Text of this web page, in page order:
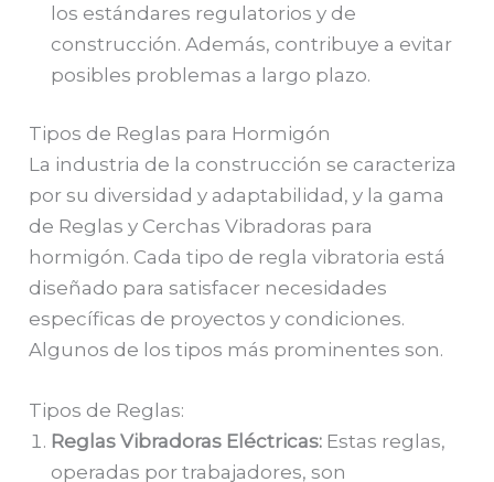
los estándares regulatorios y de
construcción. Además, contribuye a evitar
posibles problemas a largo plazo.
Tipos de Reglas para Hormigón
La industria de la construcción se caracteriza
por su diversidad y adaptabilidad, y la gama
de Reglas y Cerchas Vibradoras para
hormigón. Cada tipo de regla vibratoria está
diseñado para satisfacer necesidades
específicas de proyectos y condiciones.
Algunos de los tipos más prominentes son.
Tipos de Reglas:
Reglas Vibradoras Eléctricas: Estas reglas,
operadas por trabajadores, son